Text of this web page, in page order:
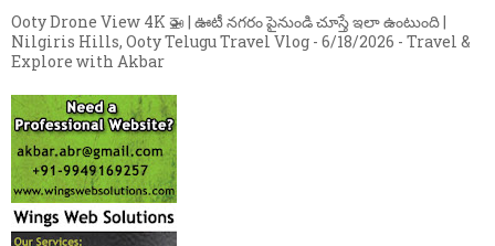
Ooty Drone View 4K 🚁 | ఊటీ నగరం పైనుండి చూస్తే ఇలా ఉంటుంది |
Nilgiris Hills, Ooty Telugu Travel Vlog - 6/18/2026 - Travel &
Explore with Akbar